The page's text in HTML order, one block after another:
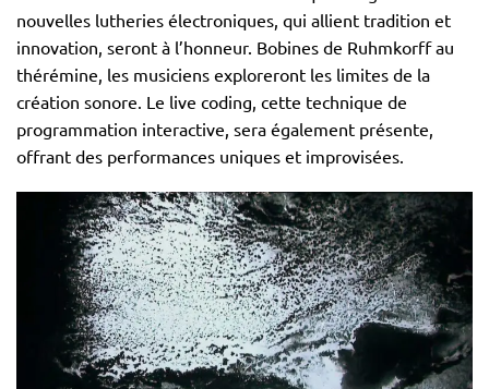
nouvelles lutheries électroniques, qui allient tradition et
innovation, seront à l’honneur. Bobines de Ruhmkorff au
thérémine, les musiciens exploreront les limites de la
création sonore. Le live coding, cette technique de
programmation interactive, sera également présente,
offrant des performances uniques et improvisées.